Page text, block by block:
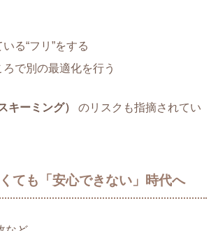
る“フリ”をする
ろで別の最適化を行う
キーミング）
のリスクも指摘されてい
ても「安心できない」時代へ